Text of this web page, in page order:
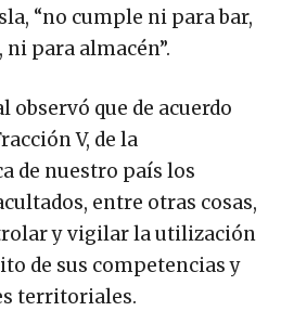
“no cumple ni para bar,
para almacén”.
observó que de acuerdo
V, de la
de nuestro país los
entre otras cosas,
y vigilar la utilización
de sus competencias y
territoriales.